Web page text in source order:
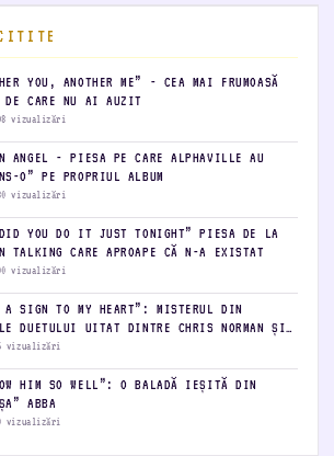
YOU, ANOTHER ME” - CEA MAI FRUMOASĂ
DE CARE NU AI AUZIT
vizualizări
ANGEL - PIESA PE CARE ALPHAVILLE AU
O” PE PROPRIUL ALBUM
vizualizări
DID YOU DO IT JUST TONIGHT” PIESA DE LA
TALKING CARE APROAPE CĂ N-A EXISTAT
vizualizări
A SIGN TO MY HEART”: MISTERUL DIN
DUETULUI UITAT DINTRE CHRIS NORMAN ȘI
BIANCO
vizualizări
HIM SO WELL”: O BALADĂ IEȘITĂ DIN
ABBA
vizualizări